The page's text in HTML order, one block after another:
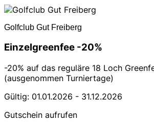
Golfclub Gut Freiberg
Einzelgreenfee -20%
-20% auf das reguläre 18 Loch
(ausgenommen Turniertage)
Gültig: 01.01.2026 - 31.12.2026
Gutschein aufrufen